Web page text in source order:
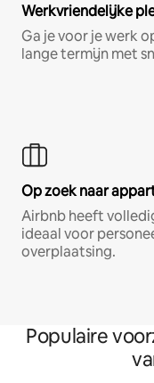
Werkvriendelijke
Ga je voor je werk
lange termijn met
Op zoek naar
Airbnb heeft
ideaal voor
overplaatsing.
Populaire